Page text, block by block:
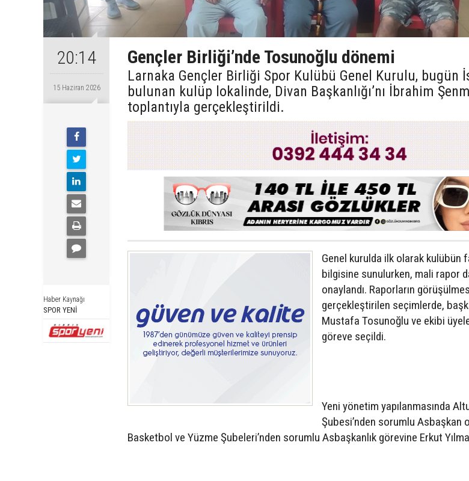
20:14
15 Haziran 2026
Haber Kaynağı
SPOR YENİ
Gençler Birliği’nde Tosunoğlu dönemi
Larnaka Gençler Birliği Spor Kulübü Genel Kurulu, bugün
bulunan kulüp lokalinde, Divan Başkanlığı’nı İbrahim
toplantıyla gerçekleştirildi.
Genel kurulda ilk olarak kulübün
bilgisine sunulurken, mali rapor
onaylandı. Raporların
gerçekleştirilen seçimlerde,
Mustafa Tosunoğlu ve ekibi
göreve seçildi.
Yeni yönetim yapılanmasında
Şubesi’nden sorumlu Asbaşkan
Basketbol ve Yüzme Şubeleri’nden sorumlu Asbaşkanlık görevine Erkut